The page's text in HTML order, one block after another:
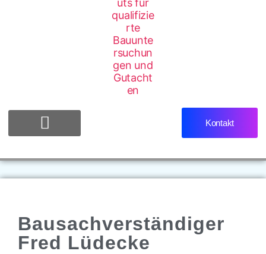
Kontakt
Bausachverständiger
Fred Lüdecke